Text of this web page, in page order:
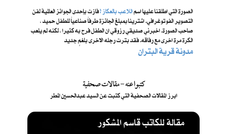
الصورة التي اطلقنا عليها اسم ​اللاعب بالعكاز !فازت بإحدى الجوائز العالمية لفن
التصوير الفوتوغرافي. اشترينا بمبلغ الجائزة طرفاً صناعياً للطفل حميد ،
صاحب الصورة. اخبرني صديقي رزوقي ان الطفل فرح به كثيرا ، لكنه لم يلعب
الكرة مرة اخرى مع رفاقه. فقد بترت رجله الاخرى بلغمٍ جديد
مدونة قرية البتران
كتبوا عنه - مقالات صحفية
ابرز المقالات الصحفية التي كتبت عن السيد عبدالحسين المطر
مقالة للكاتب قاسم المشكور